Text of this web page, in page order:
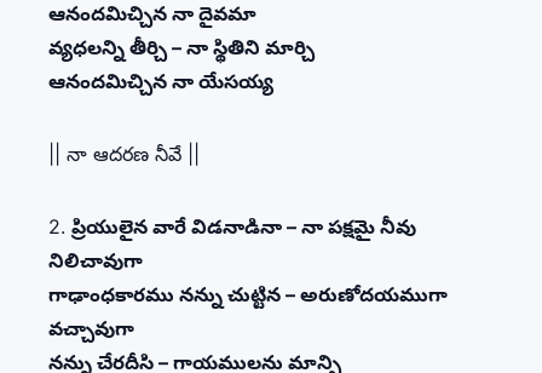
ఆనందమిచ్చిన నా దైవమా
వ్యధలన్ని తీర్చి – నా స్థితిని మార్చి
ఆనందమిచ్చిన నా యేసయ్య
|| నా ఆదరణ నీవే ||
2. ప్రియులైన వారే విడనాడినా – నా పక్షమై నీవు
నిలిచావుగా
గాఢాంధకారము నన్ను చుట్టిన – అరుణోదయముగా
వచ్చావుగా
నన్ను చేరదీసి – గాయములను మాన్పి